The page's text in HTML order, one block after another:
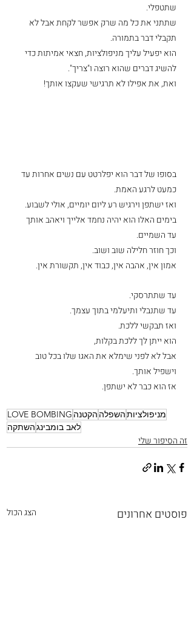
שתטפלי.
שתתני את כל מה שרק אפשר לקחת אבל לא
תקבלי דבר בתמורה.
הוא יפעיל עליך מניפולציות, חצאי אמיתות כדי
להשיג דברים שהוא רוצה ו"צריך".
ואת, את אפילו לא תרגישי שעקצו אותך!
בסופו של דבר הוא יפלרטט עם נשים אחרות עד
כמעט לרגע האמת.
ואז ישתפן וירגיש רע ליום יומיים, אולי לשבוע.
בימים האלו הוא יהיה נחמד אלייך ויאהב אותך
עד השמיים.
וכך חוזר חלילה שוב ושוב.
אמון אין, אהבה אין, כבוד אין, תקשורת אין.
עד שתתרסקי.
עד שתנבלי ותיעלמי בתוך עצמך.
ואז תבקשי ללכת.
הוא ייתן לך ללכת בקלות,
אבל לא לפני שימלא את האגו שלו בכל טוב
וישפיל אותך.
אז הוא כבר לא ישתפן.
מניפולציותהשפלה הקטנה LOVE BOMBING
לאב בומבינגהשתקה
זה הסיפור שלי
פוסטים אחרונים הצג הכול